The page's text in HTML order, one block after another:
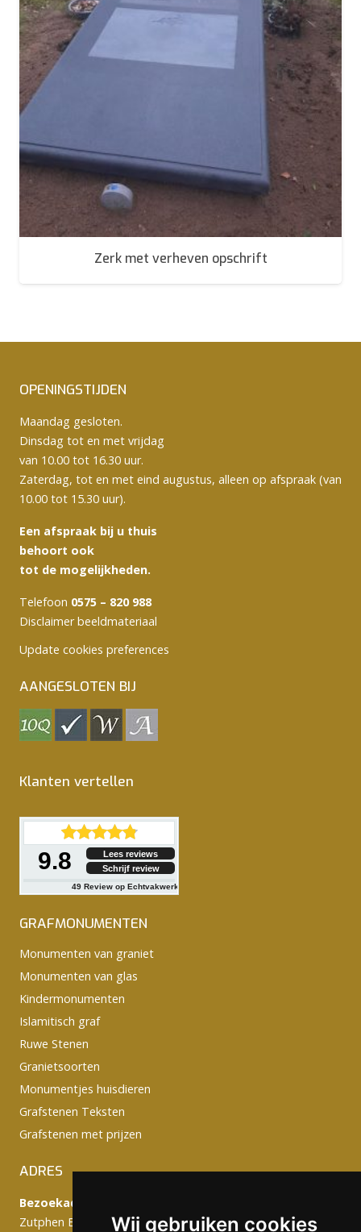
Wij gebruiken cookies
Zerk met verheven opschrift
OPENINGSTIJDEN
Maandag gesloten.
Dinsdag tot en met vrijdag
van 10.00 tot 16.30 uur.
Zaterdag, tot en met eind augustus, alleen op afspraak (van
10.00 tot 15.30 uur).
Een afspraak bij u thuis
behoort ook
tot de mogelijkheden.
Telefoon 0575 – 820 988
Disclaimer beeldmateriaal
Update cookies preferences
AANGESLOTEN BIJ
Klanten vertellen
9.8
Lees reviews
Schrijf review
49 Review op Echtvakwerk
GRAFMONUMENTEN
Monumenten van graniet
Monumenten van glas
Kindermonumenten
Islamitisch graf
Ruwe Stenen
Granietsoorten
Monumentjes huisdieren
Grafstenen Teksten
Grafstenen met prijzen
ADRES
Bezoekadres:
Zutphen Emmerikseweg 103C